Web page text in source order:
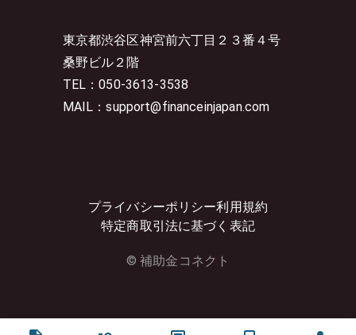
東京都渋谷区神宮前六丁目２３番４号
桑野ビル２階
TEL：050-3613-3538
MAIL：support@financeinjapan.com
プライバシーポリシー利用規約
特定商取引法に基づく表記
© 補助金コネクト